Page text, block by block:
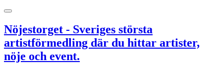
Nöjestorget - Sveriges största
artistförmedling där du hittar artister,
nöje och event.